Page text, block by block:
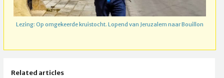
Lezing: Op omgekeerde kruistocht. Lopend van Jeruzalem naar Bouillon
Related articles